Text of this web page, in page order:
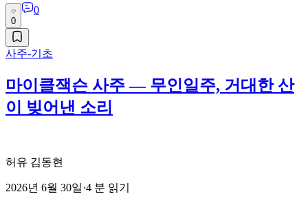
0
0
사주-기초
마이클잭슨 사주 — 무인일주, 거대한 산
이 빚어낸 소리
허유 김동현
2026년 6월 30일·4 분 읽기